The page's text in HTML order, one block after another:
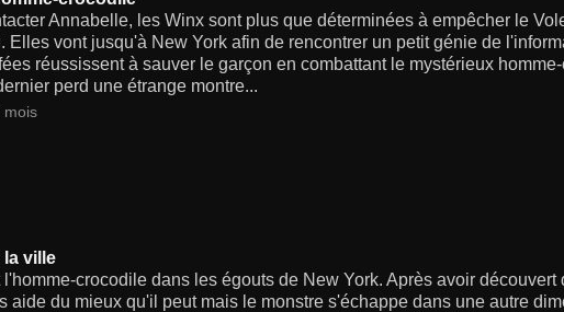
Annabelle, les Winx sont plus que déterminées à empêcher le
Elles vont jusqu'à New York afin de rencontrer un petit génie de
réussissent à sauver le garçon en combattant le mystérieux
perd une étrange montre...
mois
la ville
l'homme-crocodile dans les égouts de New York. Après avoir découvert
aide du mieux qu'il peut mais le monstre s'échappe dans une autre